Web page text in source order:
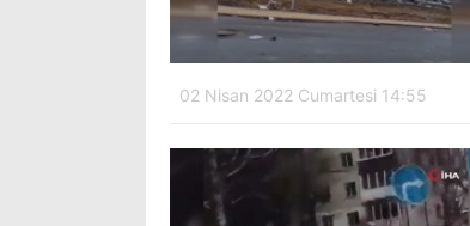
02 Nisan 2022 Cumartesi 14:55